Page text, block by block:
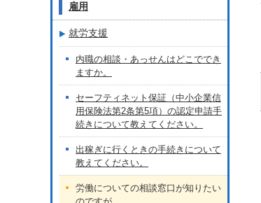
雇用
就労支援
内職の相談・あっせんはどこででき
ますか。
セーフティネット保証（中小企業信
用保険法第2条第5項）の認定申請手
続きについて教えてください。
出稼ぎに行くときの手続きについて
教えてください。
労働についての相談窓口が知りたい